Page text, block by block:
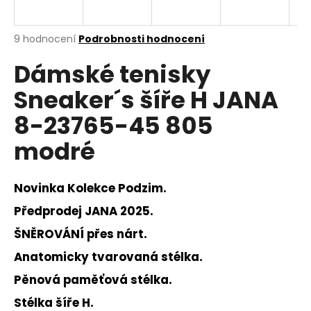
Průměrné
produktu
je
4,0
z
5
hvězdiček.
9 hodnocení Podrobnosti hodnocení
Dámské tenisky
Sneaker´s šíře H JANA
8-23765-45 805
modré
Novinka Kolekce Podzim.
Předprodej JANA 2025.
ŠNĚROVÁNÍ přes nárt.
Anatomicky tvarovaná stélka.
Pěnová paměťová stélka.
Stélka šíře H.
j
t
?
D
o
p
o
r
u